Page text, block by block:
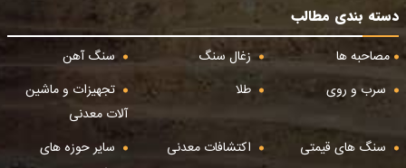
دسته بندی مطالب
مصاحبه ها
زغال سنگ
سنگ آهن
سرب و روی
طلا
تجهیزات و ماشین
آلات معدنی
سنگ های قیمتی
اکتشافات معدنی
سایر حوزه های